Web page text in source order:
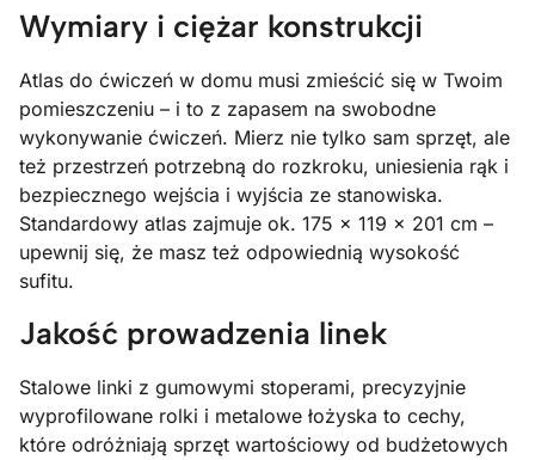
Wymiary i ciężar konstrukcji
Atlas do ćwiczeń w domu musi zmieścić się w Twoim
pomieszczeniu – i to z zapasem na swobodne
wykonywanie ćwiczeń. Mierz nie tylko sam sprzęt, ale
też przestrzeń potrzebną do rozkroku, uniesienia rąk i
bezpiecznego wejścia i wyjścia ze stanowiska.
Standardowy atlas zajmuje ok. 175 × 119 × 201 cm –
upewnij się, że masz też odpowiednią wysokość
sufitu.
Jakość prowadzenia linek
Stalowe linki z gumowymi stoperami, precyzyjnie
wyprofilowane rolki i metalowe łożyska to cechy,
które odróżniają sprzęt wartościowy od budżetowych